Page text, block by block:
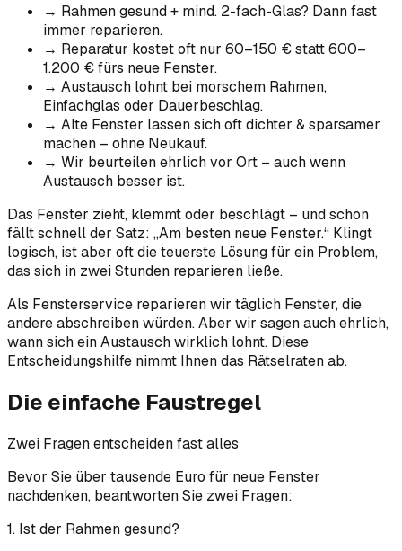
→ Rahmen gesund + mind. 2-fach-Glas? Dann fast
immer reparieren.
→ Reparatur kostet oft nur 60–150 € statt 600–
1.200 € fürs neue Fenster.
→ Austausch lohnt bei morschem Rahmen,
Einfachglas oder Dauerbeschlag.
→ Alte Fenster lassen sich oft dichter & sparsamer
machen – ohne Neukauf.
→ Wir beurteilen ehrlich vor Ort – auch wenn
Austausch besser ist.
Das Fenster zieht, klemmt oder beschlägt – und schon
fällt schnell der Satz: „Am besten neue Fenster.“ Klingt
logisch, ist aber oft die teuerste Lösung für ein Problem,
das sich in zwei Stunden reparieren ließe.
Als Fensterservice reparieren wir täglich Fenster, die
andere abschreiben würden. Aber wir sagen auch ehrlich,
wann sich ein Austausch wirklich lohnt. Diese
Entscheidungshilfe nimmt Ihnen das Rätselraten ab.
Die einfache Faustregel
Zwei Fragen entscheiden fast alles
Bevor Sie über tausende Euro für neue Fenster
nachdenken, beantworten Sie zwei Fragen:
1. Ist der Rahmen gesund?